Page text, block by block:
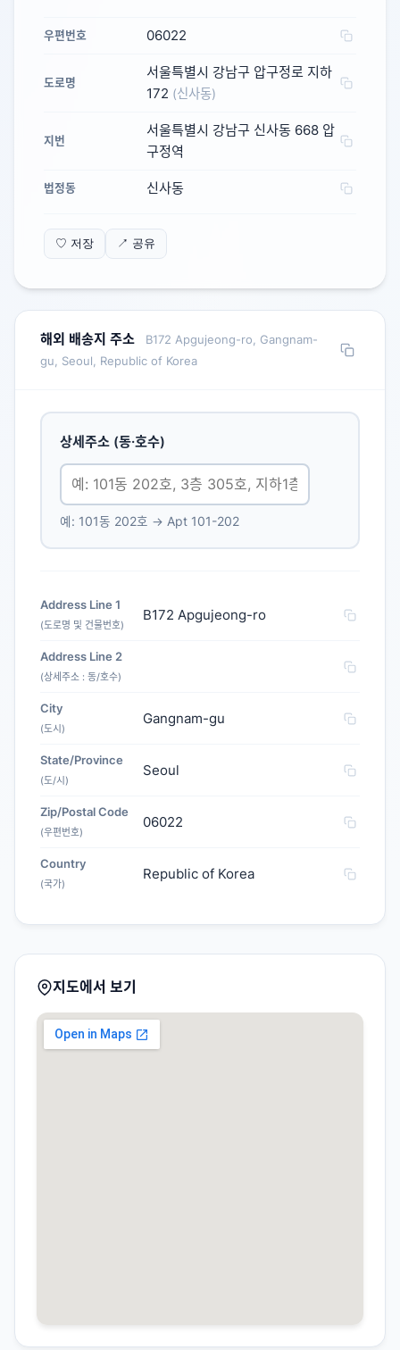
우편번호 06022
도로명
서울특별시 강남구 압구정로 지하
172 (신사동)
지번
서울특별시 강남구 신사동 668 압
구정역
법정동 신사동
♡ 저장 ↗ 공유
해외 배송지 주소
B172 Apgujeong-ro, Gangnam-
gu, Seoul, Republic of Korea
상세주소 (동·호수)
예: 101동 202호 → Apt 101-202
Address Line 1
(도로명 및 건물번호)
B172 Apgujeong-ro
Address Line 2
(상세주소 : 동/호수)
City
(도시)
Gangnam-gu
State/Province
(도/시)
Seoul
Zip/Postal Code
(우편번호)
06022
Country
(국가)
Republic of Korea
지도에서 보기